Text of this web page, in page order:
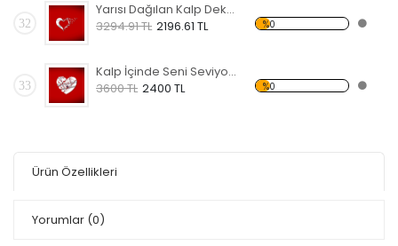
32
Yarısı Dağılan Kalp Dekoratif Kırılmaz Ayna
3294.91 TL 2196.61 TL %0
33
Kalp İçinde Seni Seviyorum Dekoratif Kırılmaz Ayna
3600 TL 2400 TL %0
Ürün Özellikleri
Yorumlar (0)